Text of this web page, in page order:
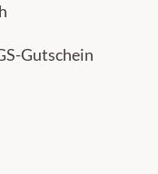
Gutschein